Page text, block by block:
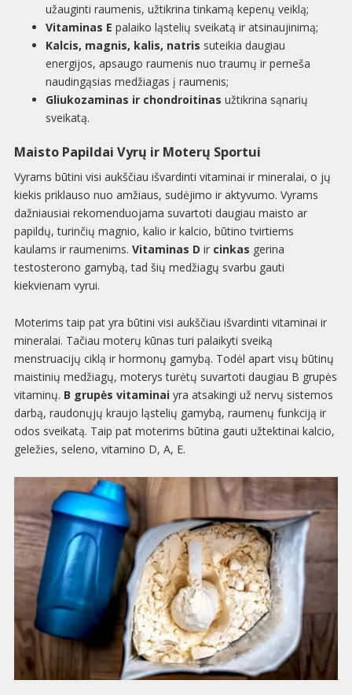
užauginti raumenis, užtikrina tinkamą kepenų veiklą;
Vitaminas E palaiko ląstelių sveikatą ir atsinaujinimą;
Kalcis, magnis, kalis, natris suteikia daugiau
energijos, apsaugo raumenis nuo traumų ir perneša
naudingąsias medžiagas į raumenis;
Gliukozaminas ir chondroitinas užtikrina sąnarių
sveikatą.
Maisto Papildai Vyrų ir Moterų Sportui
Vyrams būtini visi aukščiau išvardinti vitaminai ir mineralai, o jų
kiekis priklauso nuo amžiaus, sudėjimo ir aktyvumo. Vyrams
dažniausiai rekomenduojama suvartoti daugiau maisto ar
papildų, turinčių magnio, kalio ir kalcio, būtino tvirtiems
kaulams ir raumenims. Vitaminas D ir cinkas gerina
testosterono gamybą, tad šių medžiagų svarbu gauti
kiekvienam vyrui.
Moterims taip pat yra būtini visi aukščiau išvardinti vitaminai ir
mineralai. Tačiau moterų kūnas turi palaikyti sveiką
menstruacijų ciklą ir hormonų gamybą. Todėl apart visų būtinų
maistinių medžiagų, moterys turėtų suvartoti daugiau B grupės
vitaminų. B grupės vitaminaiyra atsakingi už nervų sistemos
darbą, raudonųjų kraujo ląstelių gamybą, raumenų funkciją ir
odos sveikatą. Taip pat moterims būtina gauti užtektinai kalcio,
geležies, seleno, vitamino D, A, E.